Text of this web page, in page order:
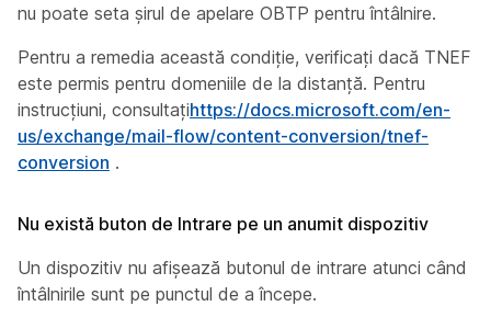
nu poate seta șirul de apelare OBTP pentru întâlnire.
Pentru a remedia această condiție, verificați dacă TNEF
este permis pentru domeniile de la distanță. Pentru
instrucțiuni, consultațihttps://docs.microsoft.com/en-
us/exchange/mail-flow/content-conversion/tnef-
conversion .
Nu există buton de Intrare pe un anumit dispozitiv
Un dispozitiv nu afișează butonul de intrare atunci când
întâlnirile sunt pe punctul de a începe.